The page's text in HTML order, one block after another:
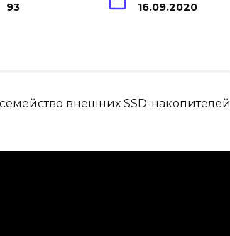
93 16.09.2020
внешних SSD-накопителей